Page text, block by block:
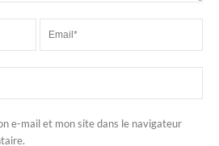
e-mail et mon site dans le navigateur